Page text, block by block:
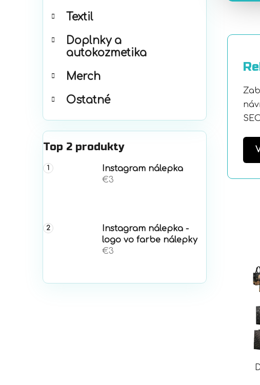
Textil
Doplnky a
autokozmetika
Merch
Ostatné
Top 2 produkty
Instagram nálepka
€3
Instagram nálepka -
logo vo farbe nálepky
€3